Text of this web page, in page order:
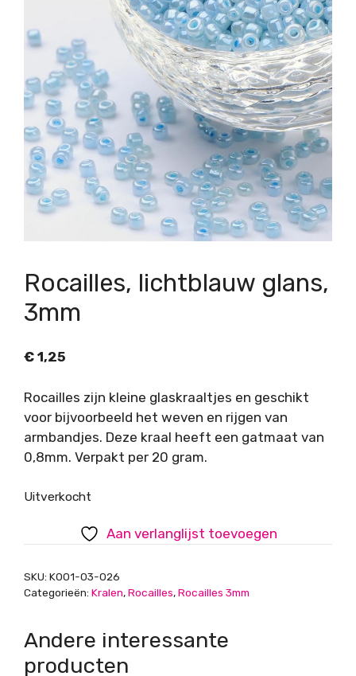
Rocailles, lichtblauw glans,
3mm
€ 1,25
Rocailles zijn kleine glaskraaltjes en geschikt
voor bijvoorbeeld het weven en rijgen van
armbandjes. Deze kraal heeft een gatmaat van
0,8mm. Verpakt per 20 gram.
Uitverkocht
Aan verlanglijst toevoegen
SKU: K001-03-026
Categorieën: Kralen,Rocailles,Rocailles 3mm
Andere interessante
producten